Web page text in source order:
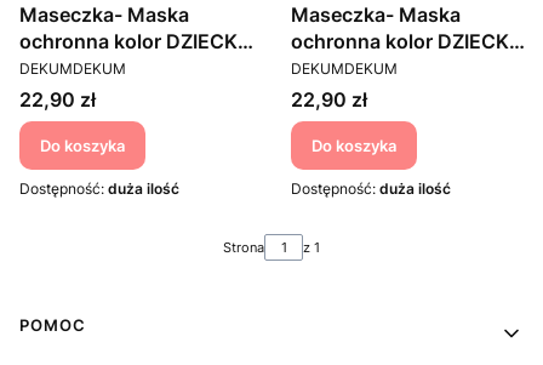
Maseczka- Maska
ochronna kolor DZIECKO
5
PRODUCENT
DEKUMDEKUM
Cena
22,90 zł
Do koszyka
Dostępność: duża ilość
Maseczka- Maska
ochronna kolor DZIECKO
6
PRODUCENT
DEKUMDEKUM
Cena
22,90 zł
Do koszyka
Dostępność: duża ilość
Strona z 1
Linki w stopce
POMOC